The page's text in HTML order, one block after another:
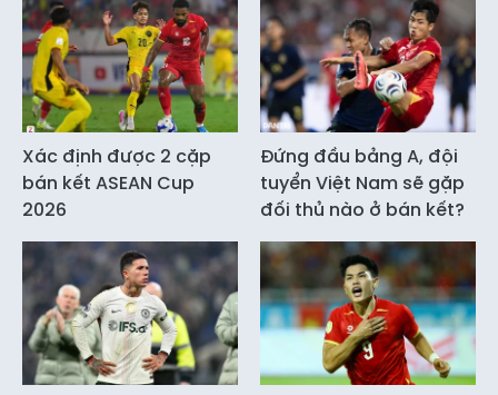
Xác định được 2 cặp
bán kết ASEAN Cup
2026
Đứng đầu bảng A, đội
tuyển Việt Nam sẽ gặp
đối thủ nào ở bán kết?